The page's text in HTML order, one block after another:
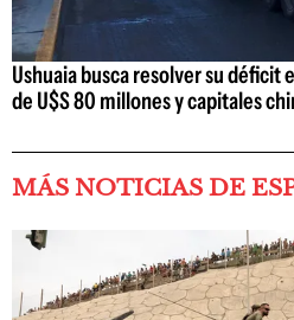
Ushuaia busca resolver su
de U$S 80 millones y capitales
MÁS NOTICIAS DE